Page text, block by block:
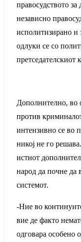
правосудството
независно
исполитизирано и
одлуки се со
Дополнително, во
против
интензивно се во
никој не го
истиот
народ да почне да
системот.
-Ние во
вие де факто
одговара особено